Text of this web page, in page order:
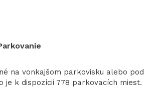
na vonkajšom parkovisku alebo pod
je k dispozícii 778 parkovacích miest.